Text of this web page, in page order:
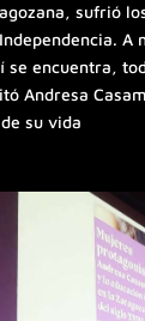
sufrió
A
se encuentra,
Andresa
su vida